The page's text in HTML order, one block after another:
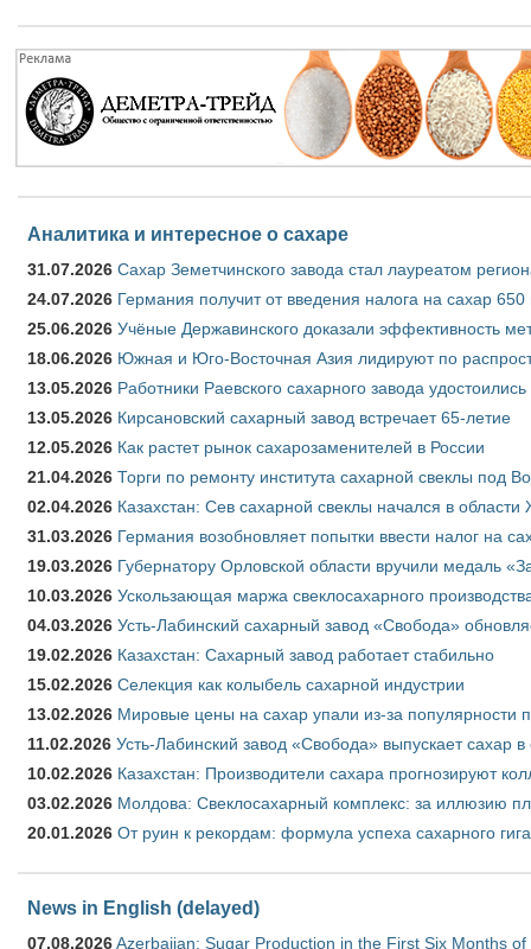
Аналитика и интересное о сахаре
31.07.2026 Сахар Земетчинского завода стал лауреатом
24.07.2026 Германия получит от введения налога на сахар
25.06.2026 Учёные Державинского доказали эффективность
18.06.2026 Южная и Юго-Восточная Азия лидируют по
13.05.2026 Работники Раевского сахарного завода удостоились
13.05.2026 Кирсановский сахарный завод встречает 65-летие
12.05.2026 Как растет рынок сахарозаменителей в России
21.04.2026 Торги по ремонту института сахарной свеклы под
02.04.2026 Казахстан: Сев сахарной свеклы начался в области
31.03.2026 Германия возобновляет попытки ввести налог на
19.03.2026 Губернатору Орловской области вручили медаль
10.03.2026 Ускользающая маржа свеклосахарного
04.03.2026 Усть-Лабинский сахарный завод «Свобода»
19.02.2026 Казахстан: Сахарный завод работает стабильно
15.02.2026 Селекция как колыбель сахарной индустрии
13.02.2026 Мировые цены на сахар упали из-за популярности
11.02.2026 Усть-Лабинский завод «Свобода» выпускает сахар в
10.02.2026 Казахстан: Производители сахара прогнозируют
03.02.2026 Молдова: Свеклосахарный комплекс: за иллюзию
20.01.2026 От руин к рекордам: формула успеха сахарного
News in English (delayed)
07.08.2026Azerbaijan: Sugar Production in the First Six Months of